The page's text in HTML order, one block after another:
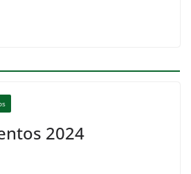
2024